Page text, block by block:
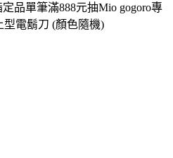
定品單筆滿888元抽Mio gogoro專
電鬍刀 (顏色隨機)